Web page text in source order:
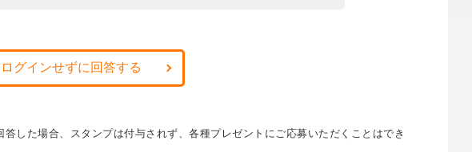
グインせずに回答する
した場合、スタンプは付与されず、各種プレゼントにご応募いただくことはでき